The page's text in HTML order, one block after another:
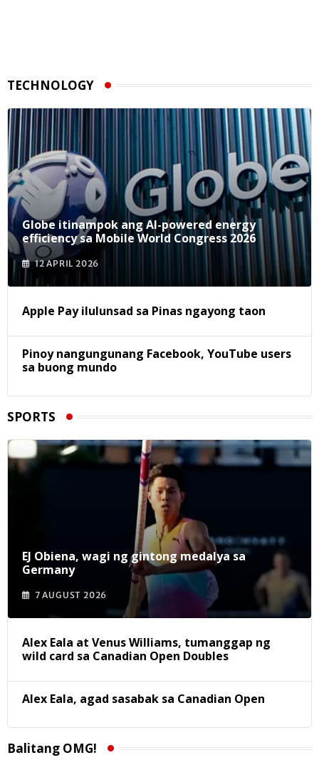
TECHNOLOGY
Globe itinampok ang AI-powered energy
efficiency sa Mobile World Congress 2026
12 APRIL 2026
Apple Pay ilulunsad sa Pinas ngayong taon
Pinoy nangungunang Facebook, YouTube users
sa buong mundo
SPORTS
EJ Obiena, wagi ng gintong medalya sa
Germany
7 AUGUST 2026
Alex Eala at Venus Williams, tumanggap ng
wild card sa Canadian Open Doubles
Alex Eala, agad sasabak sa Canadian Open
Balitang OMG!